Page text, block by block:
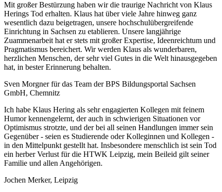
Mit großer Bestürzung haben wir die traurige Nachricht von Klaus
Herings Tod erhalten. Klaus hat über viele Jahre hinweg ganz
wesentlich dazu beigetragen, unsere hochschulübergreifende
Einrichtung in Sachsen zu etablieren. Unsere langjährige
Zuammenarbeit hat er stets mit großer Expertise, Ideenreichtum und
Pragmatismus bereichert. Wir werden Klaus als wunderbaren,
herzlichen Menschen, der sehr viel Gutes in die Welt hinausgegeben
hat, in bester Erinnerung behalten.
Sven Morgner für das Team der BPS Bildungsportal Sachsen
GmbH, Chemnitz
Ich habe Klaus Hering als sehr engagierten Kollegen mit feinem
Humor kennengelernt, der auch in schwierigen Situationen vor
Optimismus strotzte, und der bei all seinen Handlungen immer sein
Gegenüber - seien es Studierende oder Kolleginnen und Kollegen -
in den Mittelpunkt gestellt hat. Insbesondere menschlich ist sein Tod
ein herber Verlust für die HTWK Leipzig, mein Beileid gilt seiner
Familie und allen Angehörigen.
Jochen Merker, Leipzig